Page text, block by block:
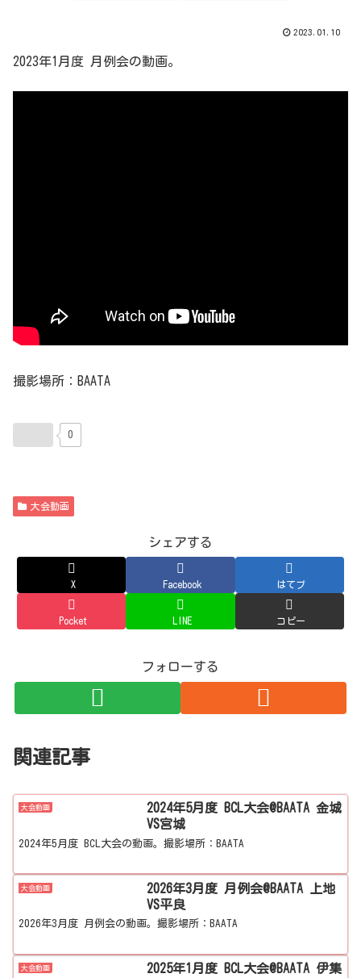
2023.01.10
2023年1月度 月例会の動画。
撮影場所：BAATA
0
大会動画
シェアする
X Facebook はてブ
Pocket LINE コピー
フォローする
関連記事
大会動画
2024年5月度 BCL大会@BAATA 金城
VS宮城
2024年5月度 BCL大会の動画。撮影場所：BAATA
大会動画
2026年3月度 月例会@BAATA 上地
VS平良
2026年3月度 月例会の動画。撮影場所：BAATA
大会動画
2025年1月度 BCL大会@BAATA 伊集